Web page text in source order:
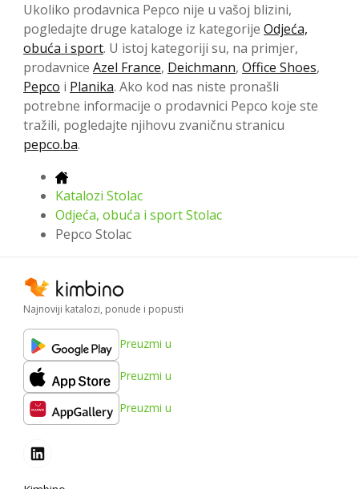
Ukoliko prodavnica Pepco nije u vašoj blizini,
pogledajte druge kataloge iz kategorije Odjeća,
obuća i sport. U istoj kategoriji su, na primjer,
prodavnice Azel France, Deichmann, Office Shoes,
Pepco i Planika. Ako kod nas niste pronašli
potrebne informacije o prodavnici Pepco koje ste
tražili, pogledajte njihovu zvaničnu stranicu
pepco.ba.
Katalozi Stolac
Odjeća, obuća i sport Stolac
Pepco Stolac
Najnoviji katalozi, ponude i popusti
Preuzmi u
Preuzmi u
Preuzmi u